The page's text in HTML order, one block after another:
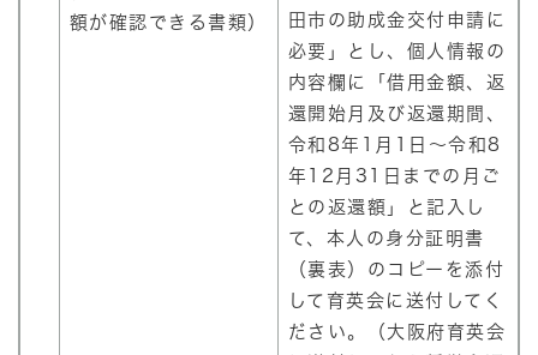
額が確認できる書類）
田市の助成金交付申請に
必要」とし、個人情報の
内容欄に「借用金額、返
還開始月及び返還期間、
令和8年1月1日～令和8
年12月31日までの月ご
との返還額」と記入し
て、本人の身分証明書
（裏表）のコピーを添付
して育英会に送付してく
ださい。（大阪府育英会